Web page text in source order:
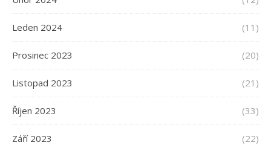
Leden 2024 (11)
Prosinec 2023 (20)
Listopad 2023 (21)
Říjen 2023 (33)
Září 2023 (22)